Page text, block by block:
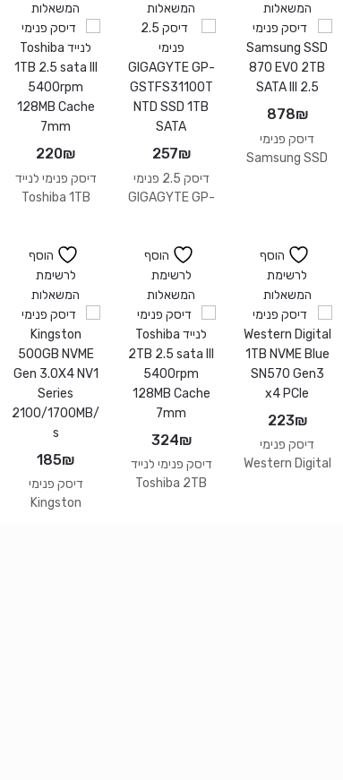
המשאלות
878₪
דיסק פנימי
Samsung SSD
המשאלות
257₪
דיסק 2.5 פנימי
GIGAGYTE GP-
SATA
המשאלות
220₪
דיסק פנימי לנייד
Toshiba 1TB
128MB Cache
7mm
הוסף
לרשימת
המשאלות
223₪
דיסק פנימי
Western Digital
הוסף
לרשימת
המשאלות
324₪
דיסק פנימי לנייד
Toshiba 2TB
הוסף
לרשימת
המשאלות
185₪
דיסק פנימי
Kingston